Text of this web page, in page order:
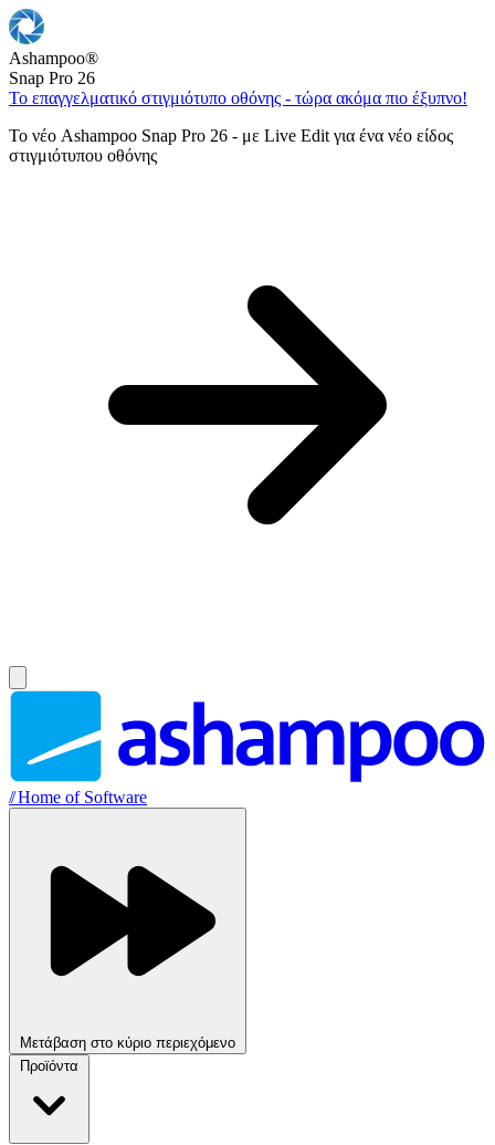
Ashampoo®
Snap Pro 26
Το επαγγελματικό στιγμιότυπο οθόνης - τώρα ακόμα πιο έξυπνο!
Το νέο Ashampoo Snap Pro 26 - με Live Edit για ένα νέο είδος
στιγμιότυπου οθόνης
//Home of Software
Μετάβαση στο κύριο περιεχόμενο
Προϊόντα